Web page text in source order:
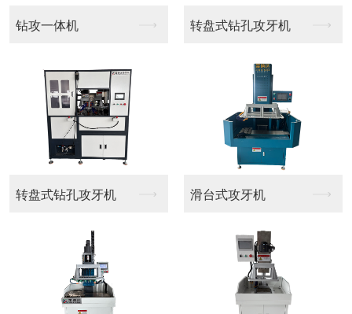
钻攻一体机 转盘式钻孔攻牙机
转盘式钻孔攻牙机 滑台式攻牙机